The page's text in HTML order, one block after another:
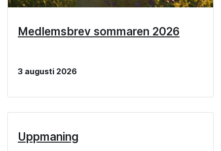
Medlemsbrev sommaren 2026
3 augusti 2026
Uppmaning